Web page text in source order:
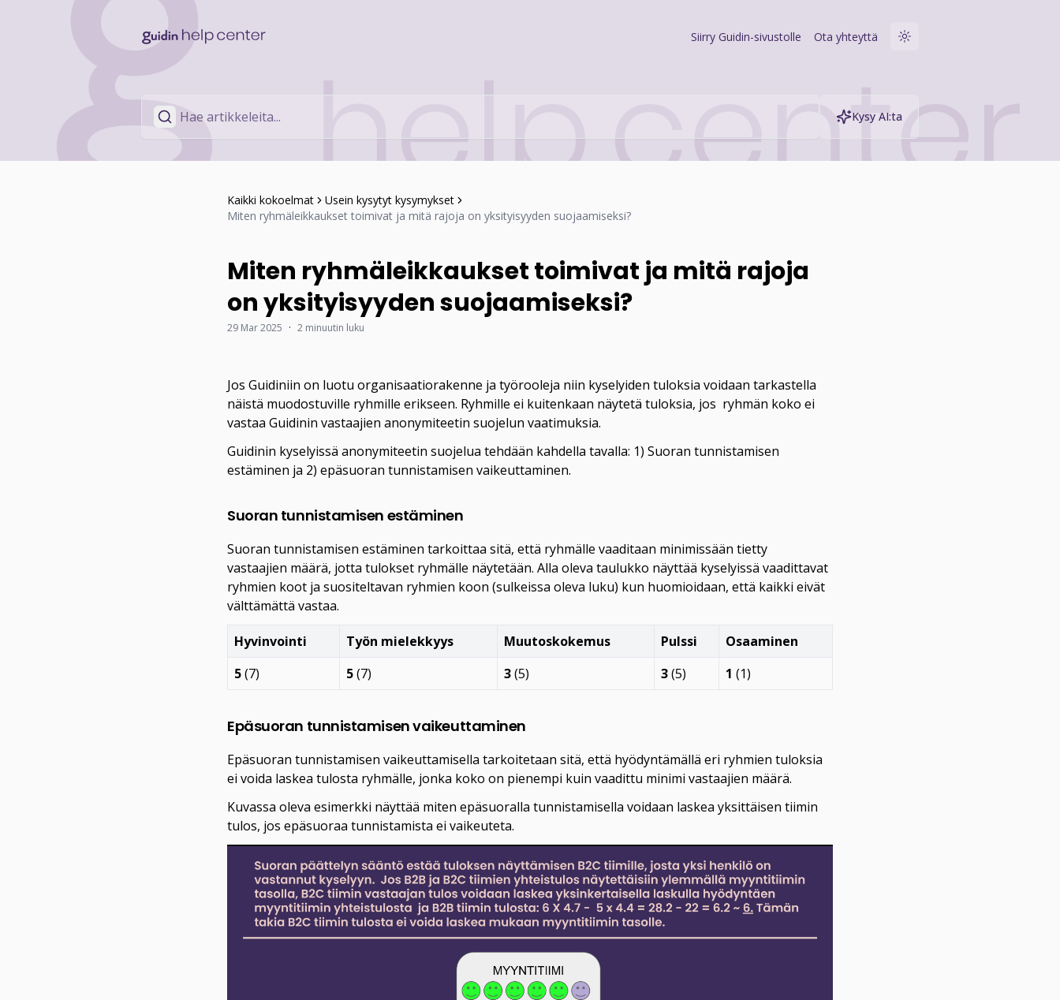
Siirry Guidin-sivustolle Ota yhteyttä
Kysy AI:ta
Kaikki kokoelmat
Usein kysytyt kysymykset
Miten ryhmäleikkaukset toimivat ja mitä rajoja on yksityisyyden suojaamiseksi?
Miten ryhmäleikkaukset toimivat ja mitä rajoja
on yksityisyyden suojaamiseksi?
29 Mar 2025 · 2 minuutin luku
Jos Guidiniin on luotu organisaatiorakenne ja työrooleja niin kyselyiden tuloksia voidaan tarkastella
näistä muodostuville ryhmille erikseen. Ryhmille ei kuitenkaan näytetä tuloksia, jos  ryhmän koko ei
vastaa Guidinin vastaajien anonymiteetin suojelun vaatimuksia.
Guidinin kyselyissä anonymiteetin suojelua tehdään kahdella tavalla: 1) Suoran tunnistamisen
estäminen ja 2) epäsuoran tunnistamisen vaikeuttaminen.
Suoran tunnistamisen estäminen
Suoran tunnistamisen estäminen tarkoittaa sitä, että ryhmälle vaaditaan minimissään tietty
vastaajien määrä, jotta tulokset ryhmälle näytetään. Alla oleva taulukko näyttää kyselyissä vaadittavat
ryhmien koot ja suositeltavan ryhmien koon (sulkeissa oleva luku) kun huomioidaan, että kaikki eivät
välttämättä vastaa.
Hyvinvointi Työn mielekkyys Muutoskokemus Pulssi
Osaaminen
5(7) 5(7) 3(5) 3(5) 1 (1)
Epäsuoran tunnistamisen vaikeuttaminen
Epäsuoran tunnistamisen vaikeuttamisella tarkoitetaan sitä, että hyödyntämällä eri ryhmien tuloksia
ei voida laskea tulosta ryhmälle, jonka koko on pienempi kuin vaadittu minimi vastaajien määrä.
Kuvassa oleva esimerkki näyttää miten epäsuoralla tunnistamisella voidaan laskea yksittäisen tiimin
tulos, jos epäsuoraa tunnistamista ei vaikeuteta.